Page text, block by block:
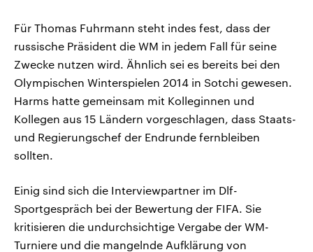
Für Thomas Fuhrmann steht indes fest, dass der
russische Präsident die WM in jedem Fall für seine
Zwecke nutzen wird. Ähnlich sei es bereits bei den
Olympischen Winterspielen 2014 in Sotchi gewesen.
Harms hatte gemeinsam mit Kolleginnen und
Kollegen aus 15 Ländern vorgeschlagen, dass Staats-
und Regierungschef der Endrunde fernbleiben
sollten.
Einig sind sich die Interviewpartner im Dlf-
Sportgespräch bei der Bewertung der FIFA. Sie
kritisieren die undurchsichtige Vergabe der WM-
Turniere und die mangelnde Aufklärung von